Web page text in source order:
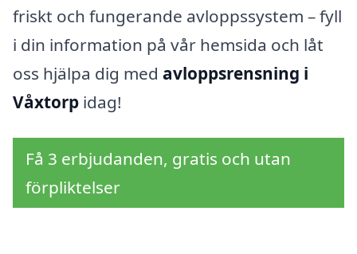
friskt och fungerande avloppssystem – fyll
i din information på vår hemsida och låt
oss hjälpa dig med avloppsrensning i
Våxtorp idag!
Få 3 erbjudanden, gratis och utan
förpliktelser